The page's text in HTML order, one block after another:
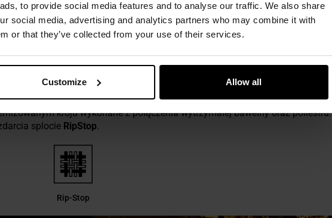
to provide social media features and to analyse our traffic. We also share
social media, advertising and analytics partners who may combine it with
or that they’ve collected from your use of their services.
Customize Allow all
WOODLAND
kroju wykonane z połączenia wytrzymałej bawełny oraz poliestru.
splocie RipStop.
Rip-Stop